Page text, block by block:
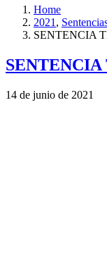
Home
2021 ,
SENTENCIA
SENTENCIA
14 de junio de 2021